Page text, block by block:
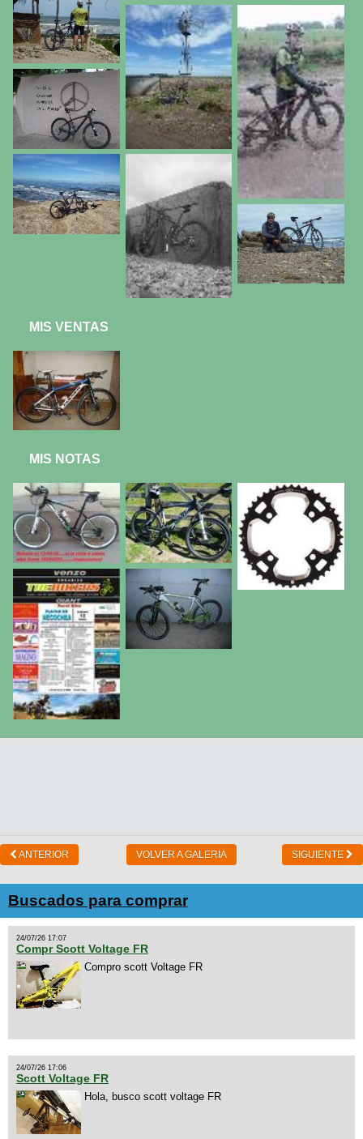
MIS VENTAS
MIS NOTAS
ANTERIOR VOLVER A GALERIA SIGUIENTE
Buscados para comprar
24/07/26 17:07
Compr Scott Voltage FR
Compro scott Voltage FR
24/07/26 17:06
Scott Voltage FR
Hola, busco scott voltage FR